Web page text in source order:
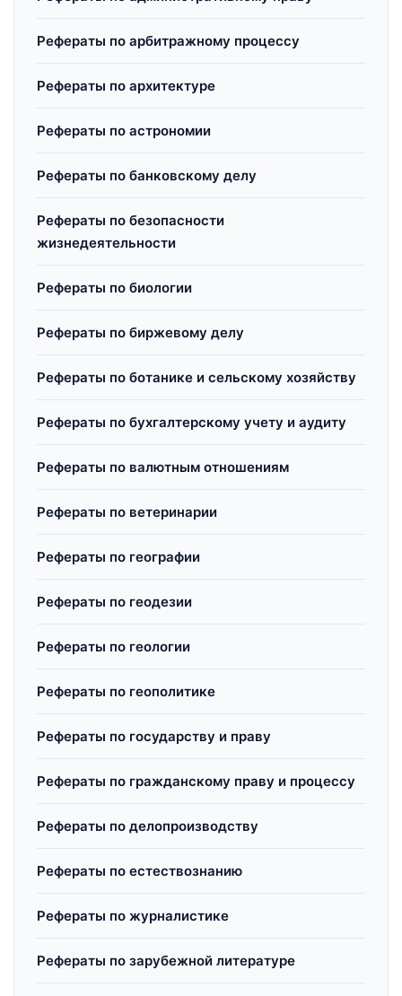
Рефераты по арбитражному процессу
Рефераты по архитектуре
Рефераты по астрономии
Рефераты по банковскому делу
Рефераты по безопасности
жизнедеятельности
Рефераты по биологии
Рефераты по биржевому делу
Рефераты по ботанике и сельскому хозяйству
Рефераты по бухгалтерскому учету и аудиту
Рефераты по валютным отношениям
Рефераты по ветеринарии
Рефераты по географии
Рефераты по геодезии
Рефераты по геологии
Рефераты по геополитике
Рефераты по государству и праву
Рефераты по гражданскому праву и процессу
Рефераты по делопроизводству
Рефераты по естествознанию
Рефераты по журналистике
Рефераты по зарубежной литературе